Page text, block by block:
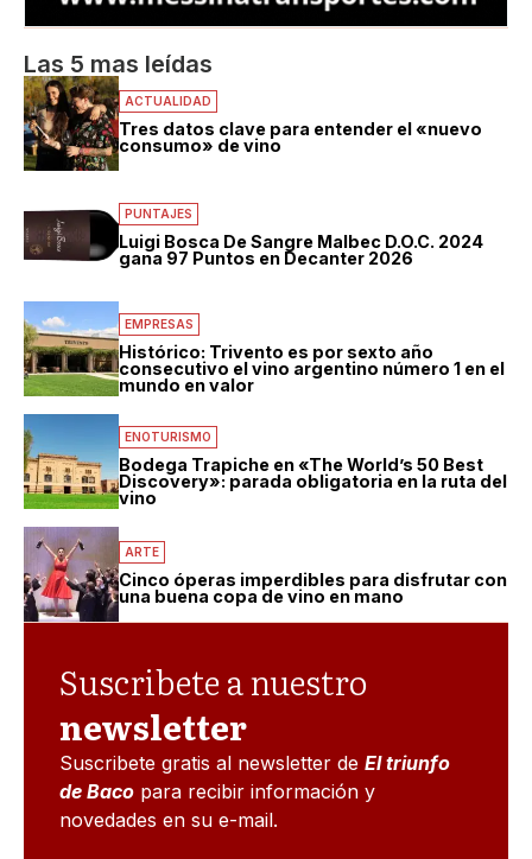
Las 5 mas leídas
ACTUALIDAD
Tres datos clave para entender el «nuevo
consumo» de vino
PUNTAJES
Luigi Bosca De Sangre Malbec D.O.C. 2024
gana 97 Puntos en Decanter 2026
EMPRESAS
Histórico: Trivento es por sexto año
consecutivo el vino argentino número 1 en el
mundo en valor
ENOTURISMO
Bodega Trapiche en «The World’s 50 Best
Discovery»: parada obligatoria en la ruta del
vino
ARTE
Cinco óperas imperdibles para disfrutar con
una buena copa de vino en mano
Suscribete a nuestro
newsletter
Suscribete gratis al newsletter de El triunfo
de Baco para recibir información y
novedades en su e-mail.